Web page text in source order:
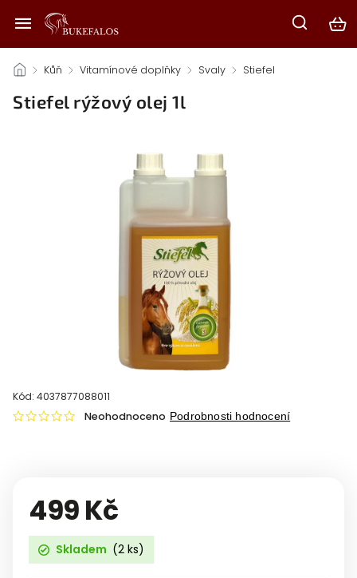
/ Kůň / Vitamínové doplňky / Svaly / Stiefel
Stiefel rýžový olej 1l
Kód: 4037877088011
Neohodnoceno Podrobnosti hodnocení
499 Kč
Skladem (2 ks)